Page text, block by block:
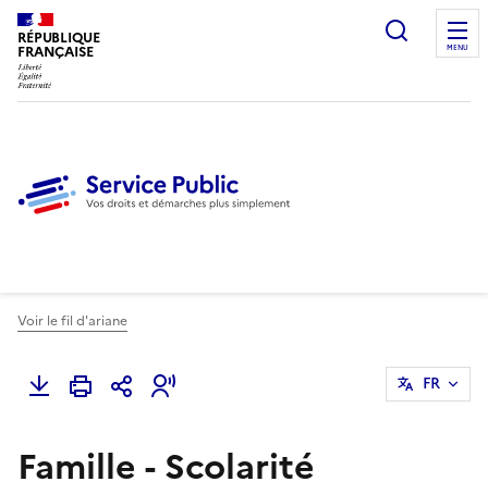
RÉPUBLIQUE
FRANÇAISE
Ouvrir
MENU
Voir le fil d'ariane
FR
Famille - Scolarité